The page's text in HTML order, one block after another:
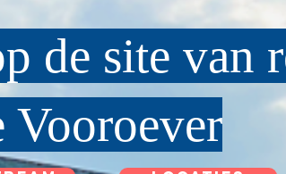
de site van
Vooroever